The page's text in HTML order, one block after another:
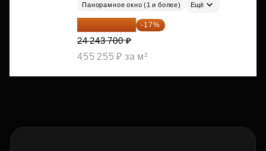
Панорамное окно (1 и более) Ещё
20 122 271 ₽ -17%
24 243 700 ₽
455 255 ₽ за м²